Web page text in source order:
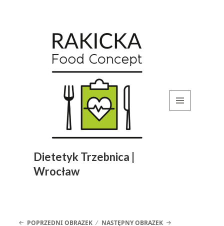
Dietetyk Trzebnica |
Wrocław
POPRZEDNI OBRAZEK NASTĘPNY OBRAZEK